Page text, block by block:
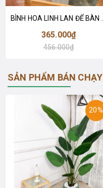
365.000₫
456.000₫
SẢN PHẨM BÁN CHẠY
20%